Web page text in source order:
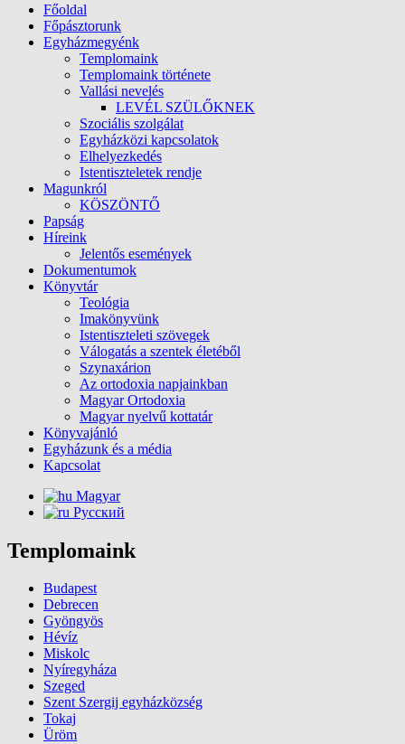
Főoldal
Főpásztorunk
Egyházmegyénk
Templomaink
Templomaink története
Vallási nevelés
LEVÉL SZÜLŐKNEK
Szociális szolgálat
Egyházközi kapcsolatok
Elhelyezkedés
Istentiszteletek rendje
Magunkról
KÖSZÖNTŐ
Papság
Híreink
Jelentős események
Dokumentumok
Könyvtár
Teológia
Imakönyvünk
Istentiszteleti szövegek
Válogatás a szentek életéből
Szynaxárion
Az ortodoxia napjainkban
Magyar Ortodoxia
Magyar nyelvű kottatár
Könyvajánló
Egyházunk és a média
Kapcsolat
Magyar
Русский
Templomaink
Budapest
Debrecen
Gyöngyös
Hévíz
Miskolc
Nyíregyháza
Szeged
Szent Szergij egyházközség
Tokaj
Üröm